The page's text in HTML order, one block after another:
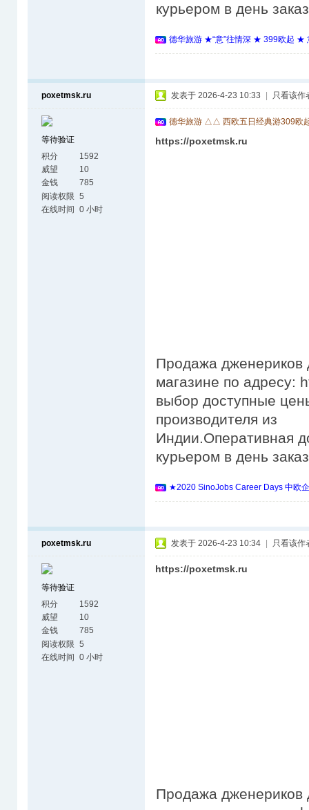
курьером в день
德华旅游 ★“意”往情深 ★ 399欧起 ★
poxetmsk.ru
等待验证
积分
1592
威望
10
金钱
785
阅读权限 5
在线时间 0 小时
发表于 2026-4-23 10:33 只看该作
德华旅游 △△ 西欧五日经典游309欧
https://poxetmsk.ru
Продажа дженериков
магазине по адресу:
выбор доступные
производителя из
Индии.Оперативная
курьером в день
★2020 SinoJobs Career Days 中欧
poxetmsk.ru
等待验证
积分
1592
威望
10
金钱
785
阅读权限 5
在线时间 0 小时
发表于 2026-4-23 10:34 只看该作
https://poxetmsk.ru
Продажа дженериков